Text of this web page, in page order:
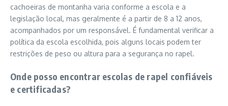
cachoeiras de montanha varia conforme a escola e a
legislação local, mas geralmente é a partir de 8 a 12 anos,
acompanhados por um responsável. É fundamental verificar a
política da escola escolhida, pois alguns locais podem ter
restrições de peso ou altura para a segurança no rapel.
Onde posso encontrar escolas de rapel confiáveis
e certificadas?